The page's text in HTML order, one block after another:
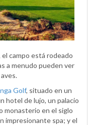
campo está rodeado
a menudo pueden ver
Golf, situado en un
hotel de lujo, un palacio
monasterio en el siglo
impresionante spa; y el